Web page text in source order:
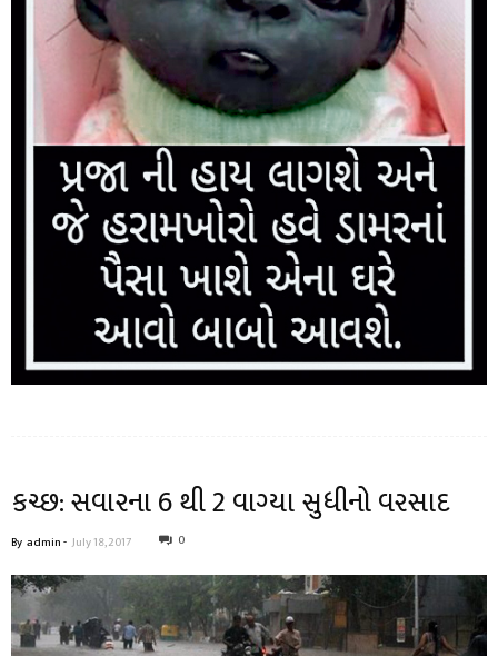
કચ્છ: સવારના 6 થી 2 વાગ્યા સુધીનો વરસાદ
By admin- July 18, 2017 0